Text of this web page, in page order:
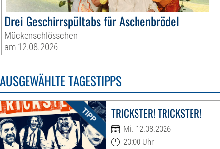
Drei Geschirrspültabs für Aschenbrödel
Mückenschlösschen
am 12.08.2026
AUSGEWÄHLTE TAGESTIPPS
TRICKSTER! TRICKSTER!
Mi. 12.08.2026
20:00 Uhr